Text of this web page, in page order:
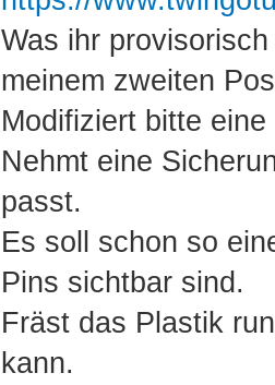
Was ihr
meinem zweiten
Modifiziert bitte
Nehmt eine
passt.
Es soll schon so
Pins sichtbar sind.
Fräst das Plastik
kann.